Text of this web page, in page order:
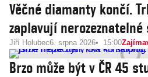
Věčné diamanty končí.
zaplavují
Jiří Holubec6. srpna 2026 15:00
Brzo může být v ČR 45